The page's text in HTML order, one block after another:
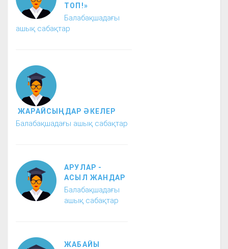
ТОП!»
Балабақшадағы
ашық сабақтар
ЖАРАЙСЫҢДАР ӘКЕЛЕР
Балабақшадағы ашық сабақтар
АРУЛАР -
АСЫЛ ЖАНДАР
Балабақшадағы
ашық сабақтар
ЖАБАЙЫ